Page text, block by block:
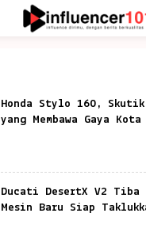
Honda Stylo 160, Skutik
yang Membawa Gaya
Ducati DesertX V2
Mesin Baru Siap